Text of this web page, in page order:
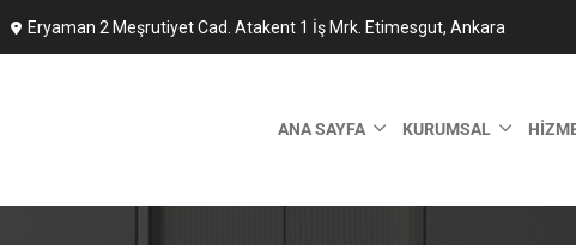
Eryaman 2 Meşrutiyet Cad. Atakent 1 İş Mrk. Etimesgut, Ankara
ANA SAYFA KURUMSAL